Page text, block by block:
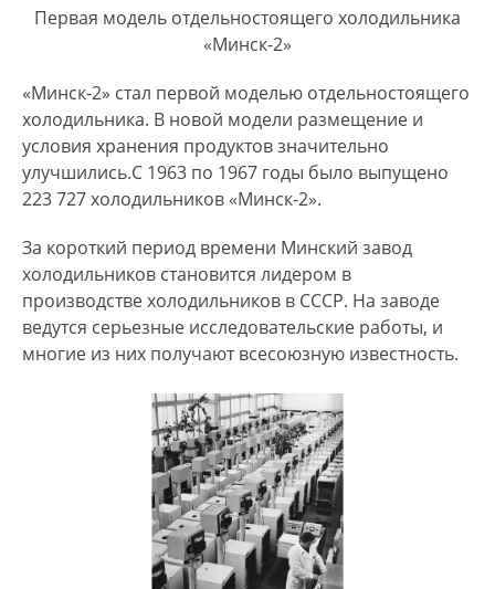
Первая модель отдельностоящего холодильника
«Минск-2»
«Минск-2» стал первой моделью отдельностоящего
холодильника. В новой модели размещение и
условия хранения продуктов значительно
улучшились.С 1963 по 1967 годы было выпущено
223 727 холодильников «Минск-2».
За короткий период времени Минский завод
холодильников становится лидером в
производстве холодильников в СССР. На заводе
ведутся серьезные исследовательские работы, и
многие из них получают всесоюзную известность.